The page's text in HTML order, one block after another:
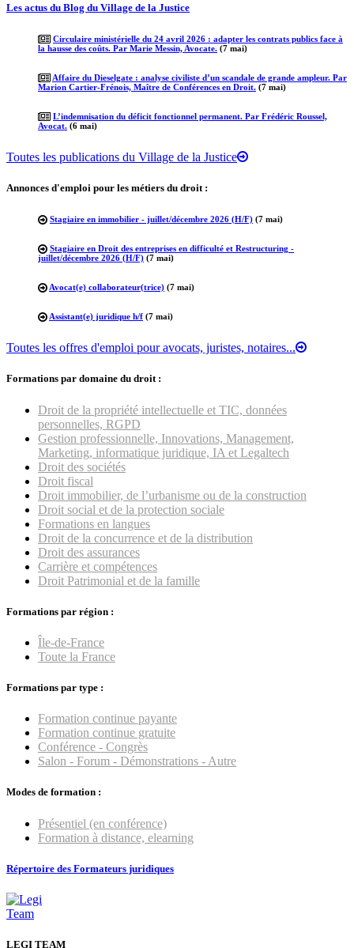
Les actus du Blog du Village de la Justice
Circulaire ministérielle du 24 avril 2026 : adapter les contrats publics face à
la hausse des coûts. Par Marie Messin, Avocate. (7 mai)
Affaire du Dieselgate : analyse civiliste d’un scandale de grande ampleur. Par
Marion Cartier-Frénois, Maître de Conférences en Droit. (7 mai)
L’indemnisation du déficit fonctionnel permanent. Par Frédéric Roussel,
Avocat. (6 mai)
Toutes les publications du Village de la Justice
Annonces d'emploi pour les métiers du droit :
Stagiaire en immobilier - juillet/décembre 2026 (H/F) (7 mai)
Stagiaire en Droit des entreprises en difficulté et Restructuring -
juillet/décembre 2026 (H/F) (7 mai)
Avocat(e) collaborateur(trice) (7 mai)
Assistant(e) juridique h/f (7 mai)
Toutes les offres d'emploi pour avocats, juristes, notaires...
Formations par domaine du droit :
Droit de la propriété intellectuelle et TIC, données
personnelles, RGPD
Gestion professionnelle, Innovations, Management,
Marketing, informatique juridique, IA et Legaltech
Droit des sociétés
Droit fiscal
Droit immobilier, de l’urbanisme ou de la construction
Droit social et de la protection sociale
Formations en langues
Droit de la concurrence et de la distribution
Droit des assurances
Carrière et compétences
Droit Patrimonial et de la famille
Formations par région :
Île-de-France
Toute la France
Formations par type :
Formation continue payante
Formation continue gratuite
Conférence - Congrès
Salon - Forum - Démonstrations - Autre
Modes de formation :
Présentiel (en conférence)
Formation à distance, elearning
Répertoire des Formateurs juridiques
LEGI TEAM